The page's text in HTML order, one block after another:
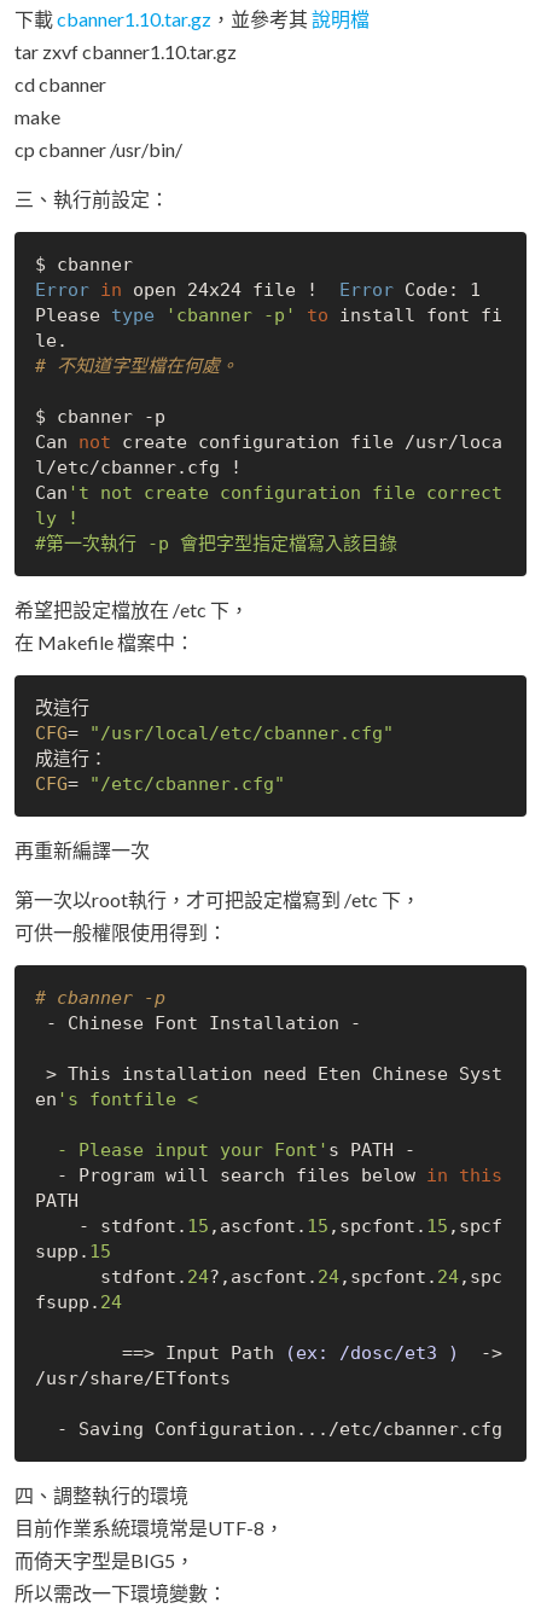
下載cbanner1.10.tar.gz ，並參考其說明檔
tar zxvf cbanner1.10.tar.gz
cd cbanner
make
cp cbanner /usr/bin/
三、執行前設定：
$ cbanner
Error in open 24x24 file ! Error Code: 1
Please type 'cbanner -p' to install font fi
# 不知道字型檔在何處。
$ cbanner -p
Can not create configuration file /usr/loca
l/etc/cbanner.cfg !
Can 't not create configuration file correct
ly !
#第一次執行 -p 會把字型指定檔寫入該目錄
希望把設定檔放在 /etc 下，
在 Makefile 檔案中：
改這行
CFG=
"/usr/local/etc/cbanner.cfg"
CFG= "/etc/cbanner.cfg"
再重新編譯一次
第一次以root執行，才可把設定檔寫到 /etc 下，
可供一般權限使用得到：
# cbanner -p
en 's fontfile <
  - Please input your Font'
s PATH -
  - Program will search files below
in
this
PATH
    - stdfont.
15 ,ascfont. 15 ,spcfont. 15 ,spcf
supp. 15
      stdfont.
24?,ascfont. 24,spcfont. 24,spc
fsupp. 24
        ==> Input Path
(ex: /dosc/et3 )
  ->
/usr/share/ETfonts
四、調整執行的環境
目前作業系統環境常是UTF-8，
而倚天字型是BIG5，
所以需改一下環境變數：